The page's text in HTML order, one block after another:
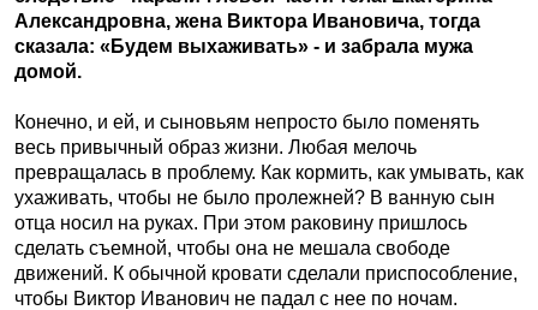
Александровна, жена Виктора Ивановича, тогда
сказала: «Будем выхаживать» - и забрала мужа
домой.
Конечно, и ей, и сыновьям непросто было поменять
весь привычный образ жизни. Любая мелочь
превращалась в проблему. Как кормить, как умывать, как
ухаживать, чтобы не было пролежней? В ванную сын
отца носил на руках. При этом раковину пришлось
сделать съемной, чтобы она не мешала свободе
движений. К обычной кровати сделали приспособление,
чтобы Виктор Иванович не падал с нее по ночам.